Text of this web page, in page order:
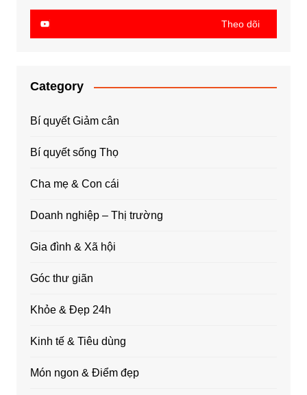
Theo dõi
Category
Bí quyết Giảm cân
Bí quyết sống Thọ
Cha mẹ & Con cái
Doanh nghiệp – Thị trường
Gia đình & Xã hội
Góc thư giãn
Khỏe & Đẹp 24h
Kinh tế & Tiêu dùng
Món ngon & Điểm đẹp